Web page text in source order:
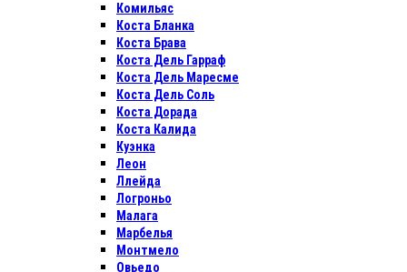
Комильяс
Коста Бланка
Коста Брава
Коста Дель Гарраф
Коста Дель Маресме
Коста Дель Соль
Коста Дорада
Коста Калида
Куэнка
Леон
Ллейда
Логроньо
Малага
Марбелья
Монтмело
Овьедо